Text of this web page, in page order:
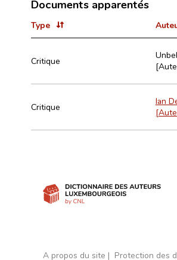
Documents apparentés
Type
Critique
Critique
Ian
A propos du site Protection des